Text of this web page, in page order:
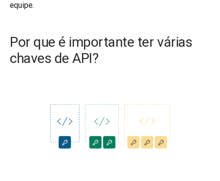
Por que é importante ter várias
chaves de API?